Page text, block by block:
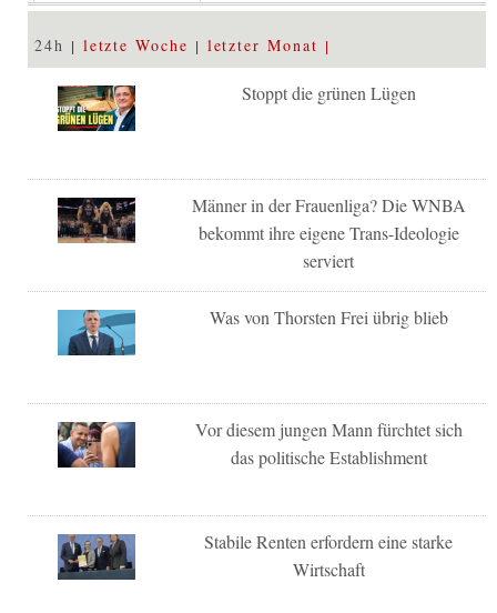
24h letzte Woche letzter Monat
Stoppt die grünen Lügen
Männer in der Frauenliga? Die WNBA
bekommt ihre eigene Trans-Ideologie
serviert
Was von Thorsten Frei übrig blieb
Vor diesem jungen Mann fürchtet sich
das politische Establishment
Stabile Renten erfordern eine starke
Wirtschaft